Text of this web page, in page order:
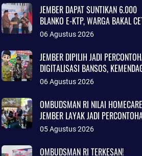
JEMBER DAPAT SUNTIKAN 6.000
BLANKO E-KTP, WARGA BAKAL
KTP LEBIH CEPAT
06 Agustus 2026
JEMBER DIPILIH JADI
DIGITALISASI BANSOS,
SOROTI INOVASI ADMINDUK
06 Agustus 2026
OMBUDSMAN RI NILAI HOMECARE
JEMBER LAYAK JADI
05 Agustus 2026
OMBUDSMAN RI TERKESAN!